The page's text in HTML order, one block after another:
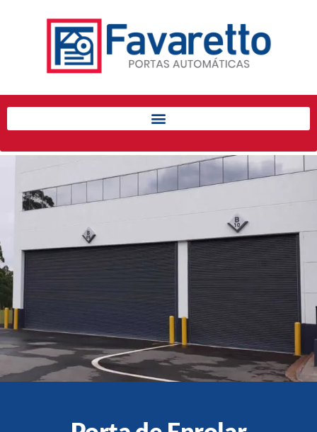
Início
Produtos
Automatizadores
Acessórios Para Portas de
Enrolar
Pintura eletrostática
Portfólio
Contato
Acessórios